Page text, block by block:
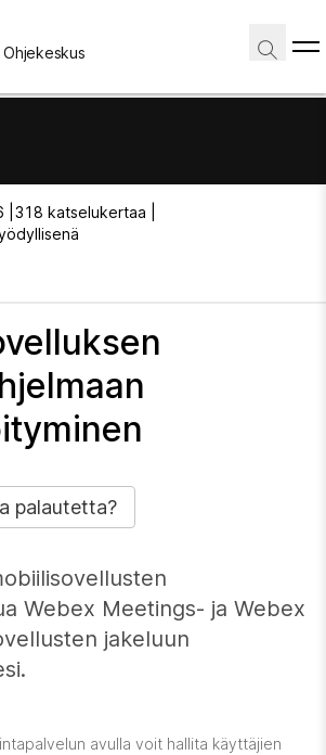
Ohjekeskus
318 katselukertaa |
palautetta?
Webex Meetings- ja Webex
jakeluun
avulla voit hallita käyttäjien